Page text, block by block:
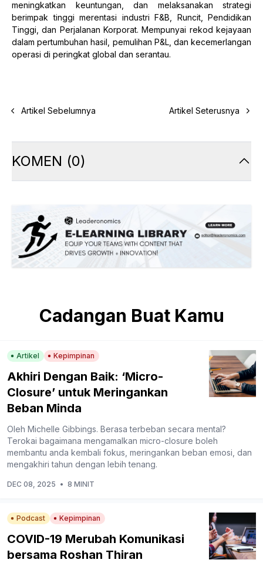
meningkatkan keuntungan, dan melaksanakan strategi
berimpak tinggi merentasi industri F&B, Runcit, Pendidikan
Tinggi, dan Perjalanan Korporat. Mempunyai rekod kejayaan
dalam pertumbuhan hasil, pemulihan P&L, dan kecemerlangan
operasi di peringkat global dan serantau.
Artikel Sebelumnya Artikel Seterusnya
KOMEN (0)
Cadangan Buat Kamu
Artikel Kepimpinan
Akhiri Dengan Baik: ‘Micro-
Closure’ untuk Meringankan
Beban Minda
Oleh Michelle Gibbings. Berasa terbeban secara mental?
Terokai bagaimana mengamalkan micro-closure boleh
membantu anda kembali fokus, meringankan beban emosi, dan
mengakhiri tahun dengan lebih tenang.
DEC 08, 2025 • 8 MINIT
Podcast Kepimpinan
COVID-19 Merubah Komunikasi
bersama Roshan Thiran